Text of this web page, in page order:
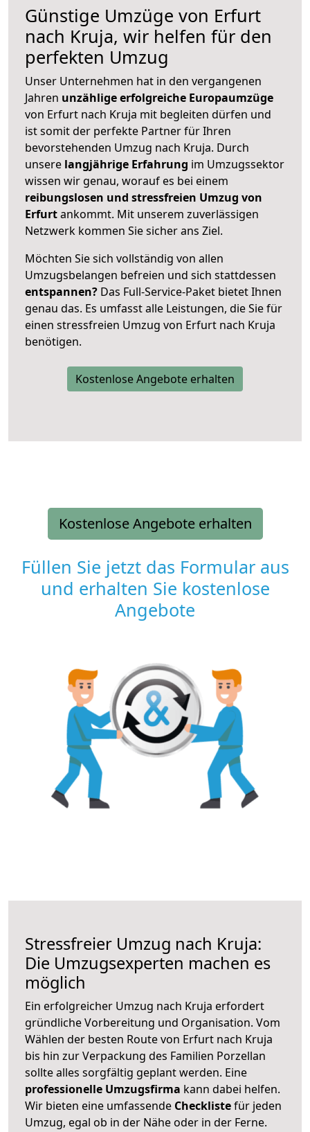
Günstige Umzüge von Erfurt
nach Kruja, wir helfen für den
perfekten Umzug
Unser Unternehmen hat in den vergangenen
Jahren unzählige erfolgreiche Europaumzüge
von Erfurt nach Kruja mit begleiten dürfen und
ist somit der perfekte Partner für Ihren
bevorstehenden Umzug nach Kruja. Durch
unsere langjährige Erfahrung im Umzugssektor
wissen wir genau, worauf es bei einem
reibungslosen und stressfreien Umzug von
Erfurtankommt. Mit unserem zuverlässigen
Netzwerk kommen Sie sicher ans Ziel.
Möchten Sie sich vollständig von allen
Umzugsbelangen befreien und sich stattdessen
entspannen? Das Full-Service-Paket bietet Ihnen
genau das. Es umfasst alle Leistungen, die Sie für
einen stressfreien Umzug von Erfurt nach Kruja
benötigen.
Kostenlose Angebote erhalten
Kostenlose Angebote erhalten
Füllen Sie jetzt das Formular aus
und erhalten Sie kostenlose
Angebote
Stressfreier Umzug nach Kruja:
Die Umzugsexperten machen es
möglich
Ein erfolgreicher Umzug nach Kruja erfordert
gründliche Vorbereitung und Organisation. Vom
Wählen der besten Route von Erfurt nach Kruja
bis hin zur Verpackung des Familien Porzellan
sollte alles sorgfältig geplant werden. Eine
professionelle Umzugsfirma kann dabei helfen.
Wir bieten eine umfassende Checklistefür jeden
Umzug, egal ob in der Nähe oder in der Ferne.